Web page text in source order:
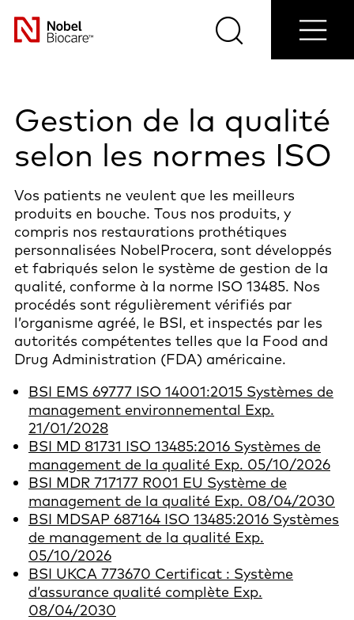
Inscription
votre
pays
Recherche Menu
Gestion de la qualité
selon les normes ISO
Vos patients ne veulent que les meilleurs
produits en bouche. Tous nos produits, y
compris nos restaurations prothétiques
personnalisées NobelProcera, sont développés
et fabriqués selon le système de gestion de la
qualité, conforme à la norme ISO 13485. Nos
procédés sont régulièrement vérifiés par
l’organisme agréé, le BSI, et inspectés par les
autorités compétentes telles que la Food and
Drug Administration (FDA) américaine.
BSI EMS 69777 ISO 14001:2015 Systèmes de
management environnemental Exp.
21/01/2028
BSI MD 81731 ISO 13485:2016 Systèmes de
management de la qualité Exp. 05/10/2026
BSI MDR 717177 R001 EU Système de
management de la qualité Exp. 08/04/2030
BSI MDSAP 687164 ISO 13485:2016 Systèmes
de management de la qualité Exp.
05/10/2026
BSI UKCA 773670 Certificat : Système
d’assurance qualité complète Exp.
08/04/2030